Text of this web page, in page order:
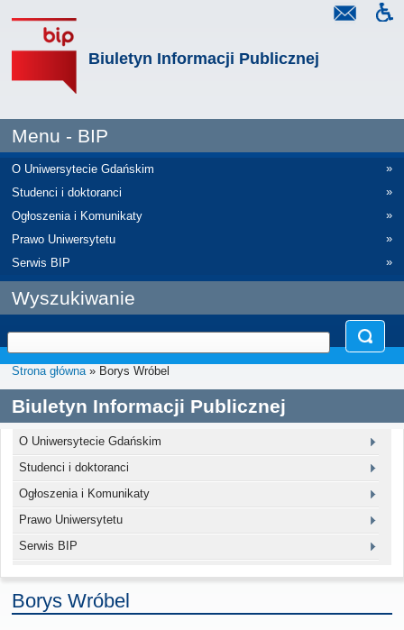
Biuletyn Informacji Publicznej
Menu - BIP
O Uniwersytecie Gdańskim
»
Studenci i doktoranci
»
Ogłoszenia i Komunikaty
»
Prawo Uniwersytetu
»
Serwis BIP
»
Wyszukiwanie
Strona główna» Borys Wróbel
Biuletyn Informacji Publicznej
O Uniwersytecie Gdańskim
Studenci i doktoranci
Ogłoszenia i Komunikaty
Prawo Uniwersytetu
Serwis BIP
Borys Wróbel